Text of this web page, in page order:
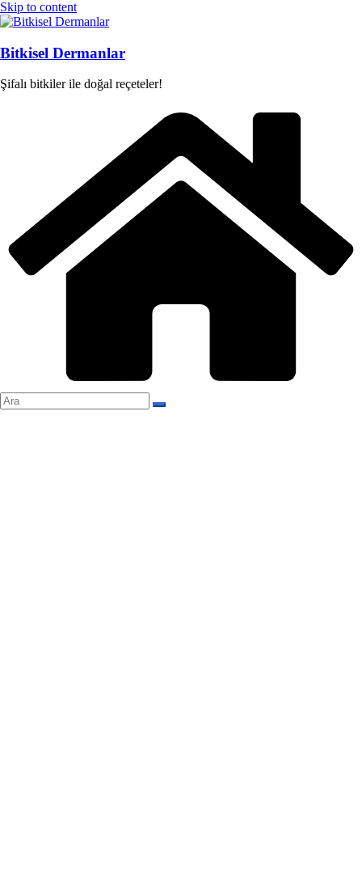
Skip to content
Bitkisel Dermanlar
Şifalı bitkiler ile doğal reçeteler!